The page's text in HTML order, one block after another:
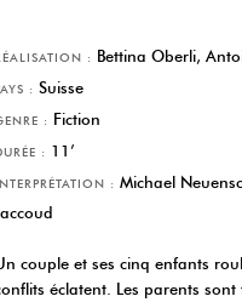
: Bettina Oberli,
: Suisse
: Fiction
: 11’
: Michael
couple et ses cinq enfants
éclatent. Les parents